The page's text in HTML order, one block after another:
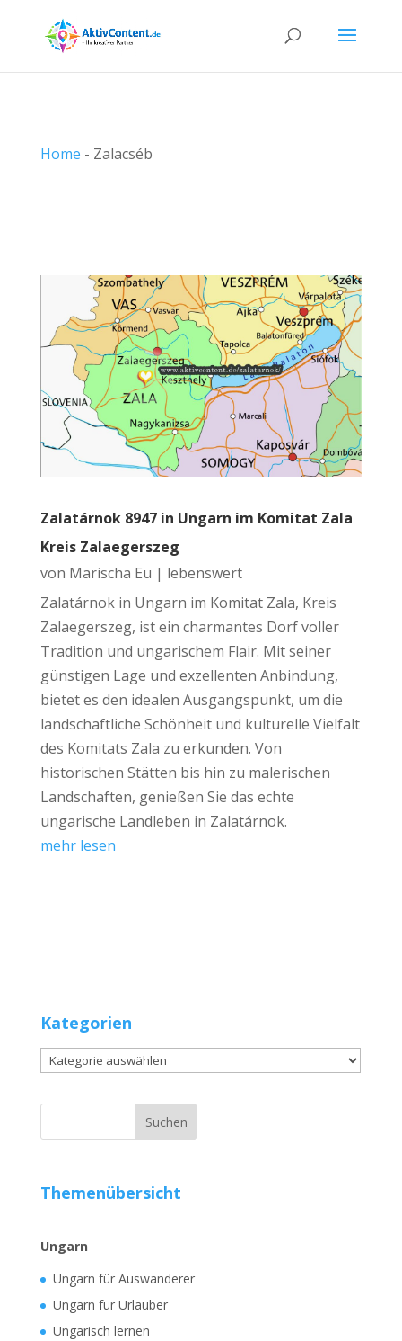
Home - Zalacséb
Zalatárnok 8947 in Ungarn im Komitat Zala
Kreis Zalaegerszeg
von Marischa Eu | lebenswert
Zalatárnok in Ungarn im Komitat Zala, Kreis
Zalaegerszeg, ist ein charmantes Dorf voller
Tradition und ungarischem Flair. Mit seiner
günstigen Lage und exzellenten Anbindung,
bietet es den idealen Ausgangspunkt, um die
landschaftliche Schönheit und kulturelle Vielfalt
des Komitats Zala zu erkunden. Von
historischen Stätten bis hin zu malerischen
Landschaften, genießen Sie das echte
ungarische Landleben in Zalatárnok.
mehr lesen
Kategorien
Kategorien
Themenübersicht
Ungarn
Ungarn für Auswanderer
Ungarn für Urlauber
Ungarisch lernen